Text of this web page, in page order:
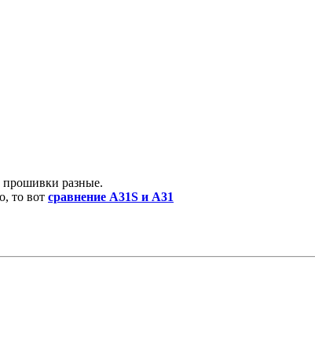
прошивки разные.
то вот cравнение А31S и А31